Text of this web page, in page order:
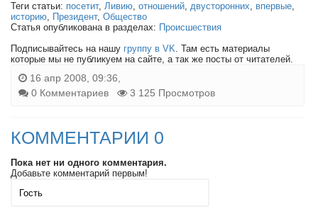
Теги статьи: посетит, Ливию, отношений, двусторонних, впервые,
историю, Президент, Общество
Статья опубликована в разделах: Происшествия
Подписывайтесь на нашу группу в VK. Там есть материалы
которые мы не публикуем на сайте, а так же посты от читателей.
16 апр 2008, 09:36,
0 Комментариев
3 125 Просмотров
КОММЕНТАРИИ 0
Пока нет ни одного комментария.
Добавьте комментарий первым!